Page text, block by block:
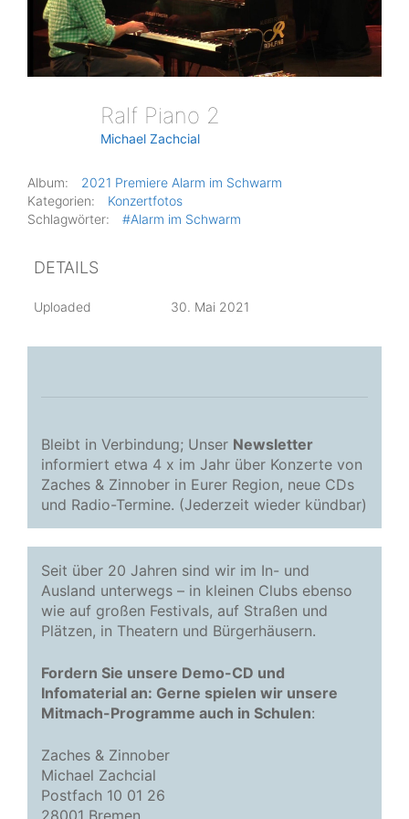
Ralf Piano 2
Michael Zachcial
Album:
2021 Premiere Alarm im Schwarm
Kategorien:
Konzertfotos
Schlagwörter:
#Alarm im Schwarm
DETAILS
Uploaded 30. Mai 2021
Bleibt in Verbindung; Unser Newsletter
informiert etwa 4 x im Jahr über Konzerte von
Zaches & Zinnober in Eurer Region, neue CDs
und Radio-Termine. (Jederzeit wieder kündbar)
Seit über 20 Jahren sind wir im In- und
Ausland unterwegs – in kleinen Clubs ebenso
wie auf großen Festivals, auf Straßen und
Plätzen, in Theatern und Bürgerhäusern.
Fordern Sie unsere Demo-CD und
Infomaterial an: Gerne spielen wir unsere
Mitmach-Programme auch in Schulen:
Zaches & Zinnober
Michael Zachcial
Postfach 10 01 26
28001 Bremen